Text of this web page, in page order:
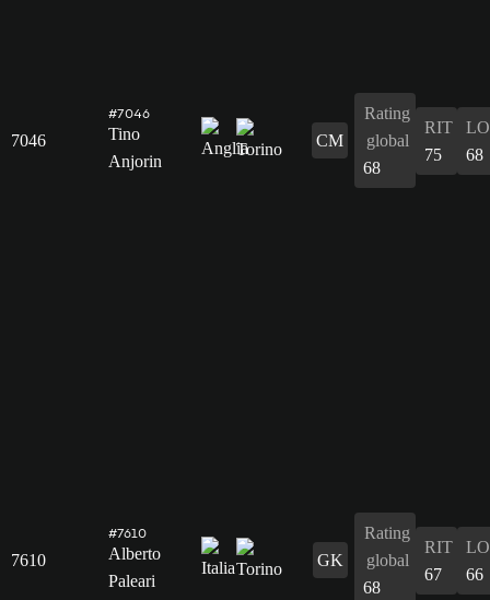
7046
#7046
Tino
Anjorin
CM
Rating
global
68
RIT
75
68
7610
#7610
Alberto
Paleari
GK
Rating
global
68
RIT
67
66